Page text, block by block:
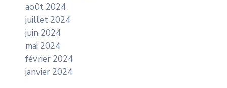
août 2024
juillet 2024
juin 2024
mai 2024
février 2024
janvier 2024